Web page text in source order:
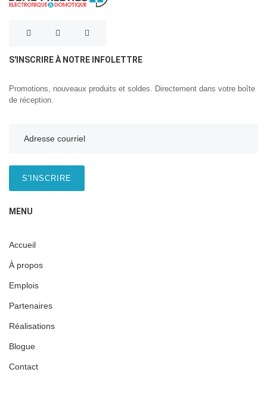
S'INSCRIRE À NOTRE INFOLETTRE
Promotions, nouveaux produits et soldes. Directement dans votre boîte
de réception.
S'INSCRIRE
MENU
Accueil
À propos
Emplois
Partenaires
Réalisations
Blogue
Contact